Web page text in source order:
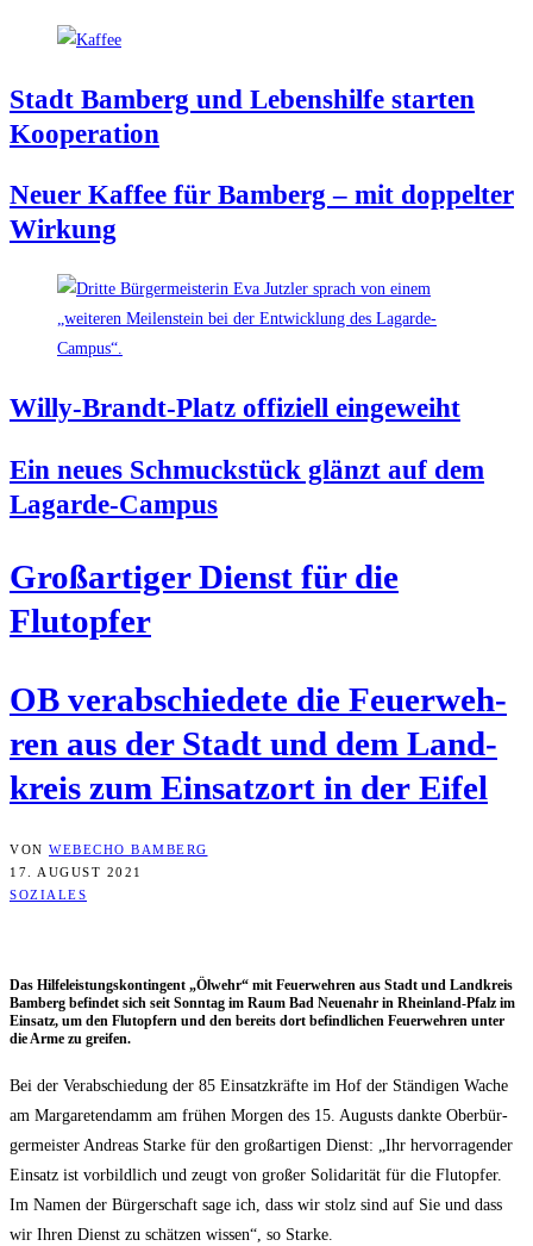
Stadt Bam­berg und Lebens­hil­fe star­ten
Kooperation
Neu­er Kaf­fee für Bam­berg – mit dop­pel­ter
Wirkung
Wil­ly-Brandt-Platz offi­zi­ell eingeweiht
Ein neu­es Schmuck­stück glänzt auf dem
Lagarde-Campus
Groß­ar­ti­ger Dienst für die
Flutopfer
OB ver­ab­schie­de­te die Feu­er­weh­
ren aus der Stadt und dem Land­
kreis zum Ein­satz­ort in der Eifel
VON WEBECHO BAMBERG
17. AUGUST 2021
SOZIALES
Das Hil­fe­leis­tungs­kon­tin­gent „Ölwehr“ mit Feu­er­weh­ren aus Stadt und Land­kreis
Bam­berg befin­det sich seit Sonn­tag im Raum Bad Neu­en­ahr in Rhein­land-Pfalz im
Ein­satz, um den Flut­op­fern und den bereits dort befind­li­chen Feu­er­weh­ren unter
die Arme zu greifen.
Bei der Ver­ab­schie­dung der 85 Ein­satz­kräf­te im Hof der Stän­di­gen Wache
am Mar­ga­re­ten­damm am frü­hen Mor­gen des 15. Augusts dank­te Ober­bür­
ger­meis­ter Andre­as Star­ke für den groß­ar­ti­gen Dienst: „Ihr her­vor­ra­gen­der
Ein­satz ist vor­bild­lich und zeugt von gro­ßer Soli­da­ri­tät für die Flut­op­fer.
Im Namen der Bür­ger­schaft sage ich, dass wir stolz sind auf Sie und dass
wir Ihren Dienst zu schät­zen wis­sen“, so Starke.